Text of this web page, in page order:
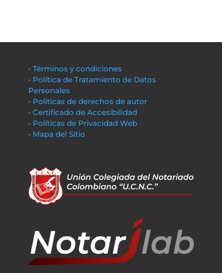
• Términos y condiciones
• Política de Tratamiento de Datos
Personales
• Políticas de derechos de autor
• Certificado de Accesibilidad
• Políticas de Privacidad Web
• Mapa del Sitio